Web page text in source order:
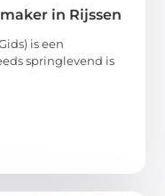
in Rijssen
is een
springlevend is